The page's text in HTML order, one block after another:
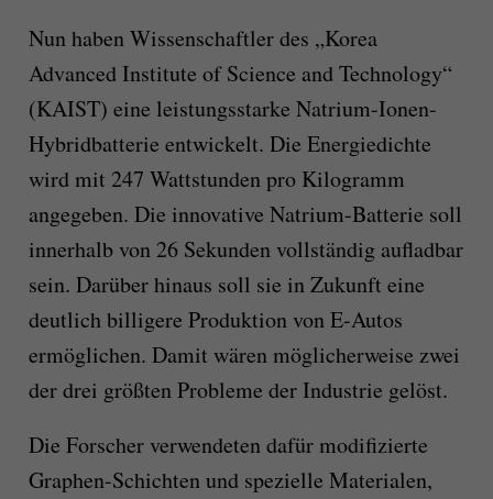
Nun haben Wissenschaftler des „Korea
Advanced Institute of Science and Technology“
(KAIST) eine leistungsstarke Natrium-Ionen-
Hybridbatterie entwickelt. Die Energiedichte
wird mit 247 Wattstunden pro Kilogramm
angegeben. Die innovative Natrium-Batterie soll
innerhalb von 26 Sekunden vollständig aufladbar
sein. Darüber hinaus soll sie in Zukunft eine
deutlich billigere Produktion von E-Autos
ermöglichen. Damit wären möglicherweise zwei
der drei größten Probleme der Industrie gelöst.
Die Forscher verwendeten dafür modifizierte
Graphen-Schichten und spezielle Materialen,